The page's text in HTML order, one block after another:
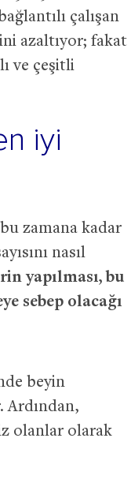
çalışan
azaltıyor; fakat
ve çeşitli
iyi
zamana kadar
nasıl
yapılması, bu
sebep olacağı
beyin
Ardından,
olanlar olarak